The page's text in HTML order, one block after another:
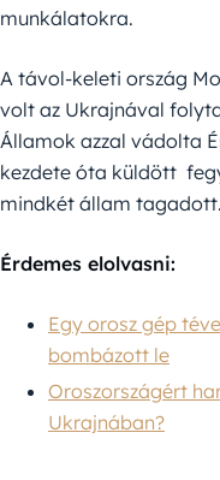
munkálatokra.
A távol-keleti ország
volt az Ukrajnával
Államok azzal vádolta
kezdete óta küldött
mindkét állam tagadott.
Érdemes elolvasni:
Egy orosz gép
bombázott le
Oroszországért
Ukrajnában?